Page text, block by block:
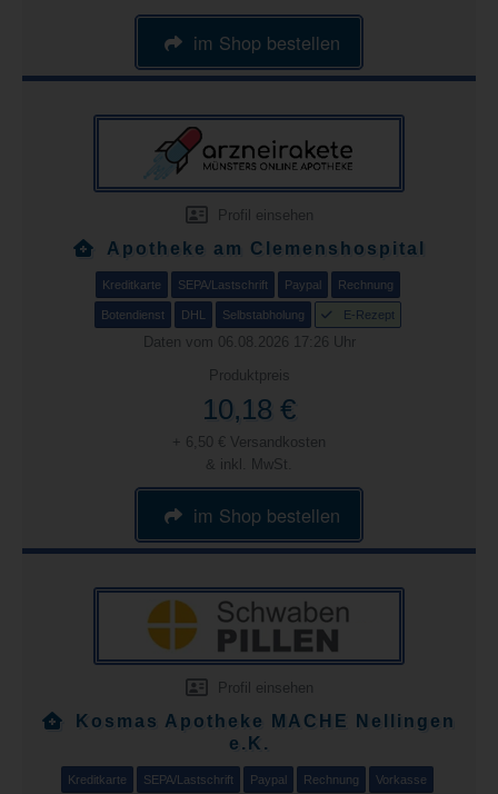
im Shop bestellen
Profil einsehen
Apotheke am Clemenshospital
Kreditkarte SEPA/Lastschrift Paypal Rechnung
Botendienst DHL Selbstabholung E-Rezept
Daten vom 06.08.2026 17:26 Uhr
Produktpreis
10,18 €
+ 6,50 € Versandkosten
& inkl. MwSt.
im Shop bestellen
Profil einsehen
Kosmas Apotheke MACHE Nellingen
e.K.
Kreditkarte SEPA/Lastschrift Paypal Rechnung Vorkasse